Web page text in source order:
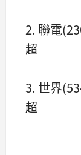
2. 聯電
超
3. 世界
超